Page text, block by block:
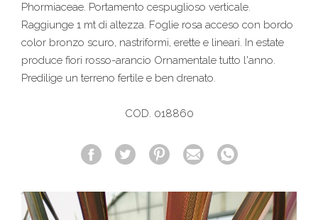
Phormiaceae. Portamento cespuglioso verticale.
Raggiunge 1 mt di altezza. Foglie rosa acceso con bordo
color bronzo scuro, nastriformi, erette e lineari. In estate
produce fiori rosso-arancio Ornamentale tutto l'anno.
Predilige un terreno fertile e ben drenato.
COD. 018860